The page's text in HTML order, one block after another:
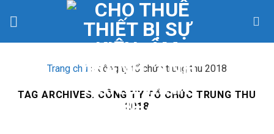
Trang chủ » công ty tổ chức trung thu 2018
TAG ARCHIVES: CÔNG TY TỔ CHỨC TRUNG THU
2018